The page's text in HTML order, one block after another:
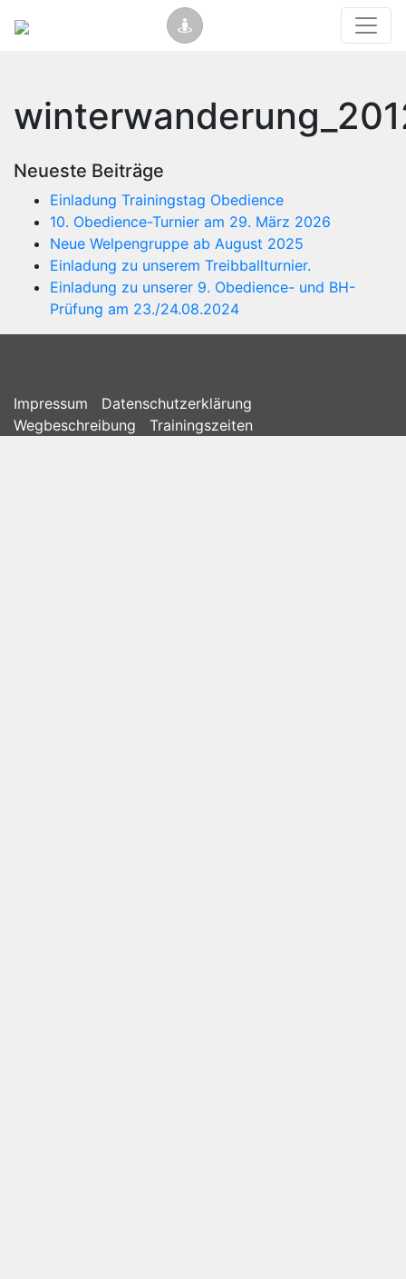
Neueste Beiträge
Einladung Trainingstag Obedience
10. Obedience-Turnier am 29. März 2026
Neue Welpengruppe ab August 2025
Einladung zu unserem Treibballturnier.
Einladung zu unserer 9. Obedience- und BH-
Prüfung am 23./24.08.2024
Impressum
Datenschutzerklärung
Wegbeschreibung
Trainingszeiten